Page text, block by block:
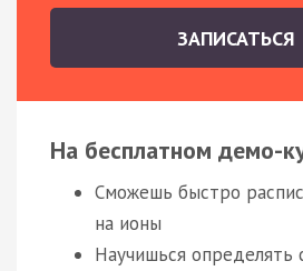
ЗАПИСАТЬСЯ
На бесплатном демо-
Сможешь быстро
на ионы
Научишься определять